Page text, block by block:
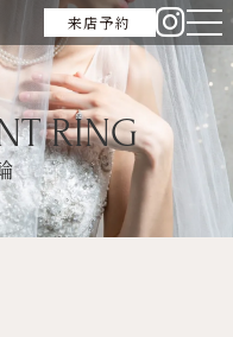
来店予約
RING